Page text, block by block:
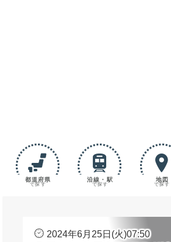
都道府県
で探す
沿線・駅
で探す
地図
で探す
2024年6月25日(火)07:50